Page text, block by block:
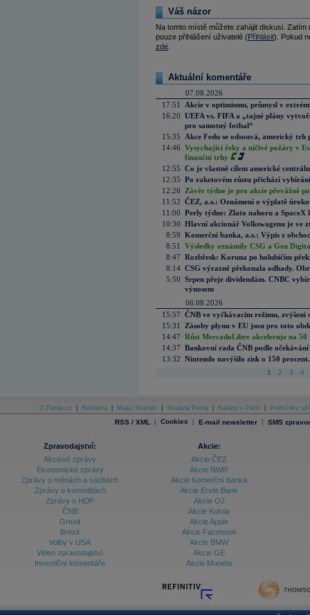
Váš názor
Na tomto místě můžete zahájit diskusi.
pouze přihlášení uživatelé (Přihlásit). Pokud
zde
Aktuální komentáře
07.08.2026
17:51
Akcie v optimismu, průmysl v
16:20 UEFA vs. FIFA a „tajné plány
pro samotný fotbal“
15:35
Akce Fedu se odsouvá, americký
14:46 Vysychající řeky a ničivé požáry v
finanční trhy
12:55 Co je vlastně cílem americké
12:35 Po raketovém růstu přichází
12:26
Závěr týdne je pro akcie převážně
11:52 ČEZ, a.s.: Oznámení o výplatě
11:00 Perly týdne: Zlato nahoru a SpaceX
10:30 Hlavní akcionář Volkswagenu je ve
8:59 Komerční banka, a.s.: Výpis z
8:51
Výsledky oznámily CSG a Gen
8:47 Rozbřesk: Koruna po holubičím
8:14 CSG výrazně překonala odhady.
5:50 Srpen přeje dividendám. CNBC
výnosem
06.08.2026
15:57 ČNB ve vyčkávacím režimu, zvýšení
15:31
Zásoby plynu v EU jsou pro toto
14:47 Růst MercadoLibre akceleruje na
14:37 Bankovní rada ČNB podle
13:32 Nintendo navýšilo zisk o 150
1 2 3 4
O Patria.cz Reklama Mapa Stránek Skupina Patria Kariéra v Patrii Podmínky
RSS / XML | Cookies | E-mail newsletter | SMS
Zpravodajství:
Akciové zprávy
Ekonomické zprávy
Zprávy o měnách a sazbách
Zprávy o komoditách
Zprávy o HDP
ČNB
Grexit
Brexit
Volby v USA
Video zpravodajství
Investiční komentáře
Akcie:
Akcie ČEZ
Akcie NWR
Akcie Komerční banka
Akcie Erste Bank
Akcie O2
Akcie Kofola
Akcie Apple
Akcie Facebook
Akcie BMW
Akcie GE
Akcie Moneta